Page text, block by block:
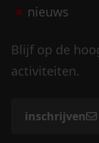
nieuws
Blijf op de
activiteiten.
inschrijven